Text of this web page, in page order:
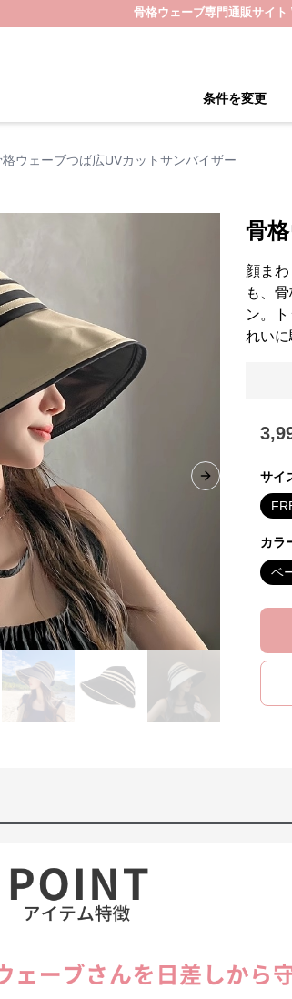
骨格ウェーブ専門通販サイト
条件を変更
格ウェーブつば広UVカットサンバイザー
Next slide
骨
顔ま
も、
ン。
れい
サイ
カラ
ベ